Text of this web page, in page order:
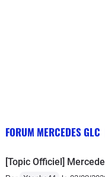
FORUM MERCEDES GLC
[Topic Officiel]